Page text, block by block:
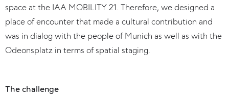
space at the IAA MOBILITY 21. Therefore, we designed a
place of encounter that made a cultural contribution and
was in dialog with the people of Munich as well as with the
Odeonsplatz in terms of spatial staging.
The challenge